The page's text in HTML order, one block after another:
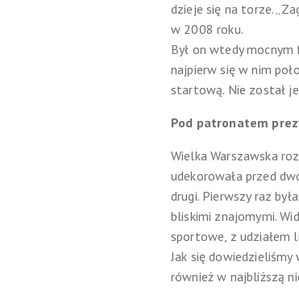
dzieje się na torze.
w 2008 roku.
Był on wtedy
najpierw się w nim
startową. Nie został
Pod patronatem
Wielka Warszawska
udekorowała przed
drugi. Pierwszy raz
bliskimi znajomymi.
sportowe, z udziałem
Jak się
również w najbliższą